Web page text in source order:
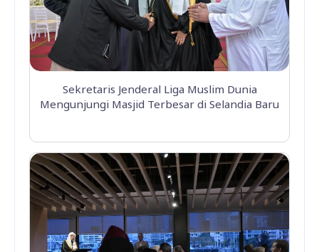
Sekretaris Jenderal Liga Muslim Dunia
Mengunjungi Masjid Terbesar di Selandia Baru